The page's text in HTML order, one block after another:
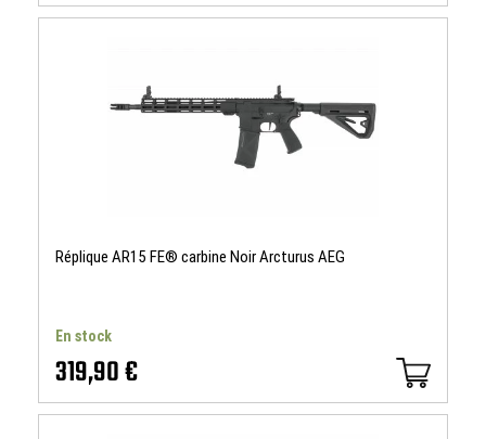
Réplique AR15 FE® carbine Noir Arcturus AEG
En stock
319,90 €